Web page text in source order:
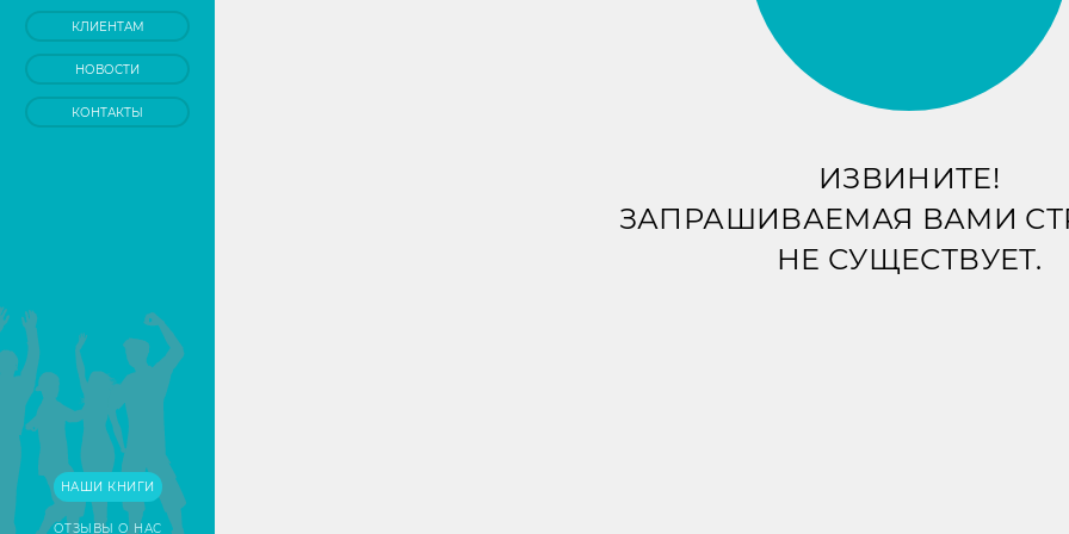
КЛИЕНТАМ
НОВОСТИ
КОНТАКТЫ
НАШИ КНИГИ
ОТЗЫВЫ О НАС
ИЗВИНИТЕ!
ЗАПРАШИВАЕМАЯ ВАМИ
НЕ СУЩЕСТВУЕТ.